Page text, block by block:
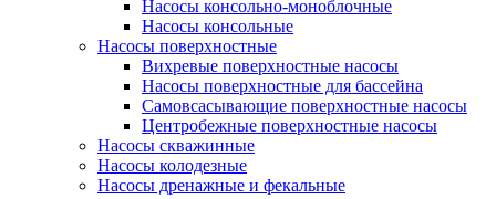
Насосы консольно-моноблочные
Насосы консольные
Насосы поверхностные
Вихревые поверхностные насосы
Насосы поверхностные для бассейна
Самовсасывающие поверхностные насосы
Центробежные поверхностные насосы
Насосы скважинные
Насосы колодезные
Насосы дренажные и фекальные